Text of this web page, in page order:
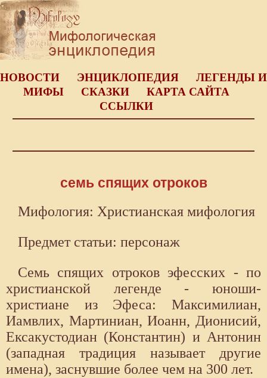
НОВОСТИ ЭНЦИКЛОПЕДИЯ
ЛЕГЕНДЫ И
МИФЫ
СКАЗКИ
КАРТА САЙТА
ССЫЛКИ
семь спящих отроков
Мифология: Христианская мифология
Предмет статьи: персонаж
Семь спящих отроков эфесских - по
христианской легенде - юноши-
христиане из Эфеса: Максимилиан,
Иамвлих, Мартиниан, Иоанн, Дионисий,
Ексакустодиан (Константин) и Антонин
(западная традиция называет другие
имена), заснувшие более чем на 300 лет.